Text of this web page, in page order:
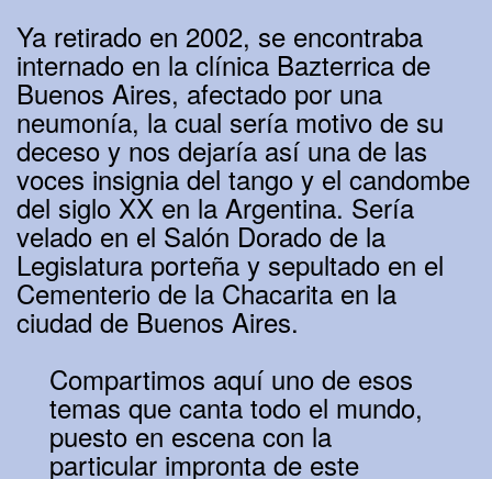
Ya retirado en 2002, se encontraba
internado en la clínica Bazterrica de
Buenos Aires, afectado por una
neumonía, la cual sería motivo de su
deceso y nos dejaría así una de las
voces insignia del tango y el candombe
del siglo XX en la Argentina. Sería
velado en el Salón Dorado de la
Legislatura porteña y sepultado en el
Cementerio de la Chacarita en la
ciudad de Buenos Aires.
Compartimos aquí uno de esos
temas que canta todo el mundo,
puesto en escena con la
particular impronta de este